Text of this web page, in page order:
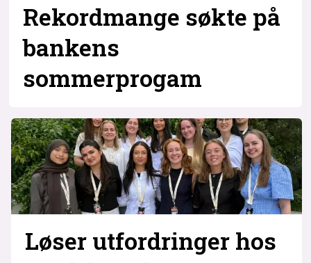
Rekordmange søkte på
bankens
sommerprogam
Løser utfordringer hos